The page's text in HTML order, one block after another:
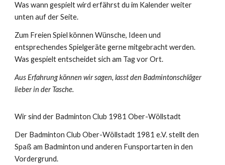
Was wann gespielt wird erfährst du im Kalenderweiter
unten auf derSeite.
Zum Freien Spiel können Wünsche, Ideen und
entsprechendes Spielgeräte gerne mitgebracht werden.
Was gespielt entscheidet sich am Tag vor Ort.
Aus Erfahrung können wir sagen, lasst den Badmintonschläger
lieber in der Tasche.
Wir sind der Badminton Club 1981 Ober-Wöllstadt
Der Badminton Club Ober-Wöllstadt 1981 e.V. stellt den
Spaß am Badminton und anderen Funsportarten in den
Vordergrund.